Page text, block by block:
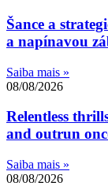
Šance a
a napínavou
Saiba mais »
08/08/2026
Relentless
and outrun
Saiba mais »
08/08/2026